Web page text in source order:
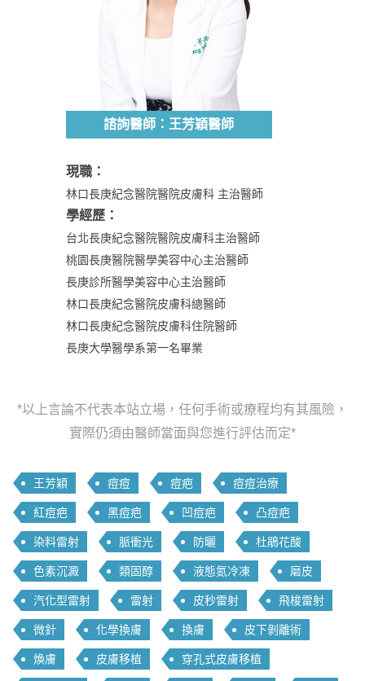
諮詢醫師：王芳穎醫師
現職：
林口長庚紀念醫院醫院皮膚科 主治醫師
學經歷：
台北長庚紀念醫院醫院皮膚科主治醫師
桃園長庚醫院醫學美容中心主治醫師
長庚診所醫學美容中心主治醫師
林口長庚紀念醫院皮膚科總醫師
林口長庚紀念醫院皮膚科住院醫師
長庚大學醫學系第一名畢業
*以上言論不代表本站立場，任何手術或療程均有其風險，
實際仍須由醫師當面與您進行評估而定*
王芳穎 痘痘 痘疤 痘痘治療
紅痘疤 黑痘疤 凹痘疤 凸痘疤
染料雷射 脈衝光 防曬 杜鵑花酸
色素沉澱 類固醇 液態氮冷凍 磨皮
汽化型雷射 雷射 皮秒雷射 飛梭雷射
微針 化學換膚 換膚 皮下剝離術
煥膚 皮膚移植 穿孔式皮膚移植